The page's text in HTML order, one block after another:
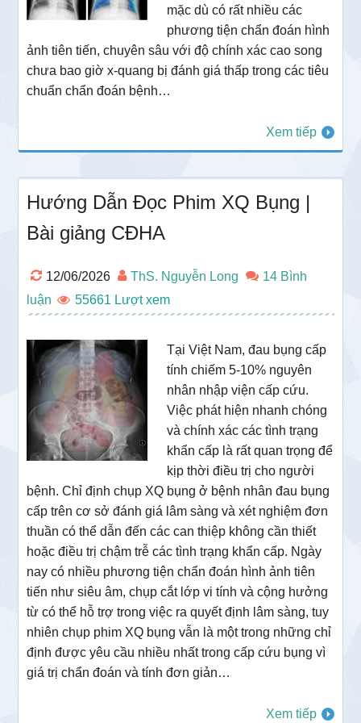
mặc dù có rất nhiều các
phương tiện chẩn đoán hình
ảnh tiên tiến, chuyên sâu với độ chính xác cao song
chưa bao giờ x-quang bị đánh giá thấp trong các tiêu
chuẩn chẩn đoán bệnh…
Xem tiếp
Hướng Dẫn Đọc Phim XQ Bụng |
Bài giảng CĐHA
12/06/2026 ThS. Nguyễn Long
14 Bình
luận
55661
Tại Việt Nam, đau bụng cấp
tính chiếm 5-10% nguyên
nhân nhập viện cấp cứu.
Việc phát hiện nhanh chóng
và chính xác các tình trạng
khẩn cấp là rất quan trọng để
kịp thời điều trị cho người
bệnh. Chỉ định chụp XQ bụng ở bệnh nhân đau bụng
cấp trên cơ sở đánh giá lâm sàng và xét nghiệm đơn
thuần có thể dẫn đến các can thiệp không cần thiết
hoặc điều trị chậm trễ các tình trạng khẩn cấp. Ngày
nay có nhiều phương tiện chẩn đoán hình ảnh tiên
tiến như siêu âm, chụp cắt lớp vi tính và cộng hưởng
từ có thể hỗ trợ trong việc ra quyết định lâm sàng, tuy
nhiên chụp phim XQ bụng vẫn là một trong những chỉ
định được yêu cầu nhiều nhất trong cấp cứu bụng vì
giá trị chẩn đoán và tính đơn giản…
Xem tiếp